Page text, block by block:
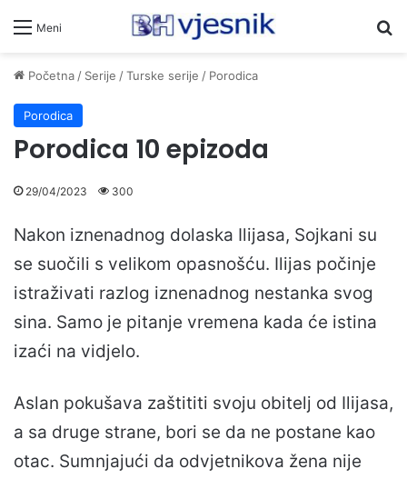
Meni
Početna/ Serije /Turske serije / Porodica
Porodica
Porodica 10 epizoda
29/04/2023 300
Nakon iznenadnog dolaska Ilijasa, Sojkani su
se suočili s velikom opasnošću. Ilijas počinje
istraživati ​​razlog iznenadnog nestanka svog
sina. Samo je pitanje vremena kada će istina
izaći na vidjelo.
Aslan pokušava zaštititi svoju obitelj od Ilijasa,
a sa druge strane, bori se da ne postane kao
otac. Sumnjajući da odvjetnikova žena nije